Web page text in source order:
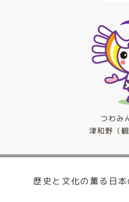
歴史と文化の薫る日本